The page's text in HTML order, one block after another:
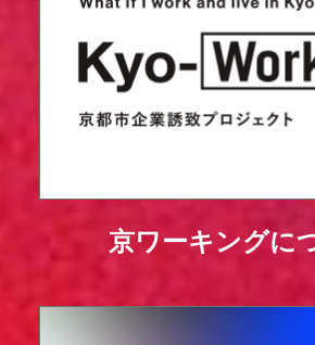
京ワーキングに